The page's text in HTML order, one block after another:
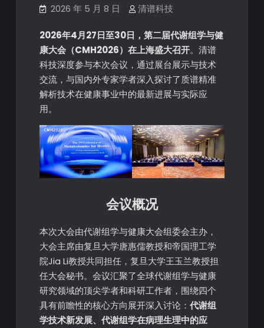
2026 年 5 月 8 日 清谱科技
2026年4月27日至30日，第二届代谢组学与健
康大会（CMH2026）在上海盛大召开。清谱
科技深度参与本次会议，通过展台展示与技术
交流，与国内外专家学者深入探讨了质谱精准
解析技术在健康事业中的最新进展与实际应
用。
会议概况
本次大会由代谢组学与健康大会组委会主办，
大会主席由复旦大学唐惠儒教授和帝国理工学
院Jia Li教授共同担任，复旦大学王玉兰教授担
任大会秘书。会议汇聚了全球代谢组学与健康
研究领域的顶尖学者和科研工作者，围绕四个
具有前瞻性的核心方向展开深入讨论： 代谢组
学技术新发展、代谢组学在病理生理中的应